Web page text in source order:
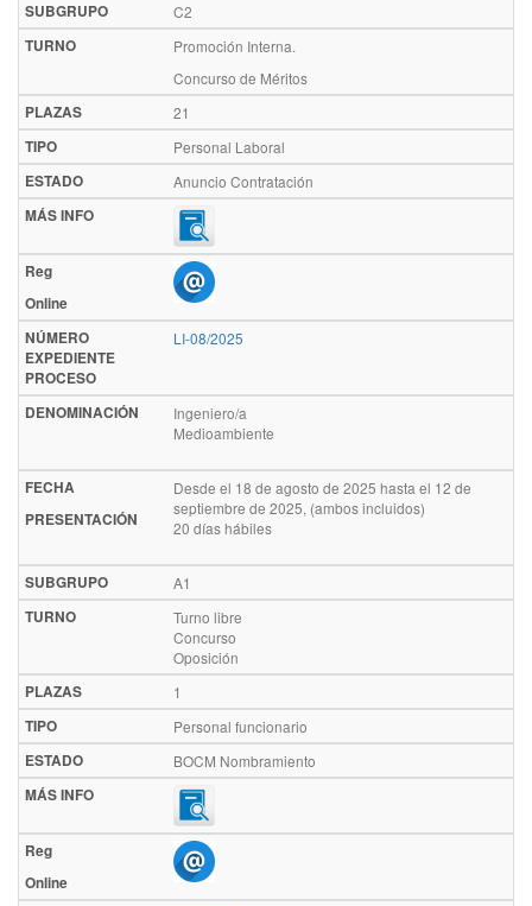
SUBGRUPO
C2
TURNO
Promoción Interna.
Concurso de Méritos
PLAZAS
21
TIPO
Personal Laboral
ESTADO
Anuncio Contratación
MÁS INFO
Reg
Online
NÚMERO
EXPEDIENTE
PROCESO
LI-08/2025
DENOMINACIÓN
Ingeniero/a
Medioambiente
FECHA
PRESENTACIÓN
Desde el 18 de agosto de 2025 hasta el 12 de
septiembre de 2025, (ambos incluidos)
20 días hábiles
SUBGRUPO
A1
TURNO
Turno libre
Concurso
Oposición
PLAZAS
1
TIPO
Personal funcionario
ESTADO
BOCM Nombramiento
MÁS INFO
Reg
Online